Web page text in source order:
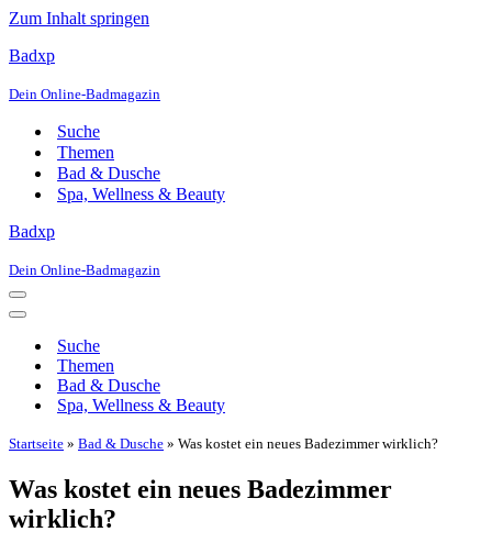
Zum Inhalt springen
Badxp
Dein Online-Badmagazin
Suche
Themen
Bad & Dusche
Spa, Wellness & Beauty
Badxp
Dein Online-Badmagazin
Navigationsmenü
Navigationsmenü
Suche
Themen
Bad & Dusche
Spa, Wellness & Beauty
Startseite » Bad & Dusche » Was kostet ein neues Badezimmer wirklich?
Was kostet ein neues Badezimmer
wirklich?